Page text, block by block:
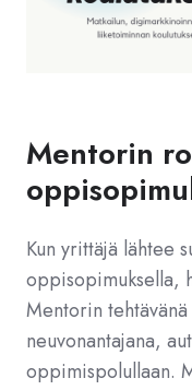
Mentorin
Kun yrittäjä lähtee
oppisopimuksella,
Mentorin
neuvonantajana,
oppimispolullaan.